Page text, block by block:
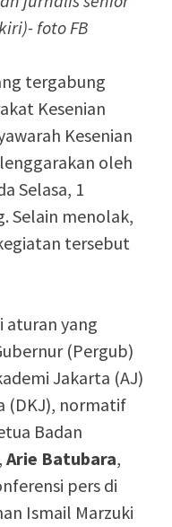
foto FB
tergabung
Kesenian
Kesenian
oleh
Selasa, 1
Selain menolak,
tersebut
aturan yang
(Pergub)
Jakarta (AJ)
(DKJ), normatif
Badan
Arie Batubara,
pers di
Ismail Marzuki